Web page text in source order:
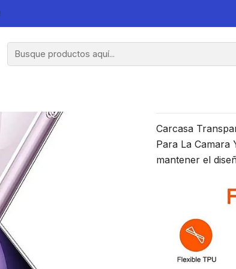
A24 4G
Carcasa
Para La Camara
mantener el